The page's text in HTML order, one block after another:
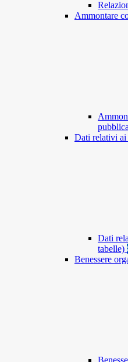
Ammontare
Dati relativi ai
Dati
tabelle)
Benessere